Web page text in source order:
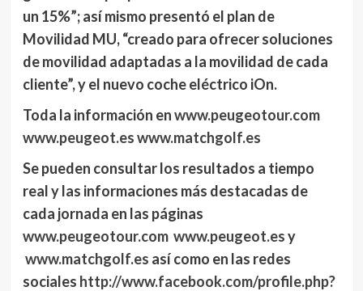
un 15%”; así mismo presentó el plan de
Movilidad MU, “creado para ofrecer soluciones
de movilidad adaptadas a la movilidad de cada
cliente”, y el nuevo coche eléctrico iOn.
Toda la información enwww.peugeotour.com
www.peugeot.eswww.matchgolf.es
Se pueden consultar los resultados a tiempo
real y las informaciones más destacadas de
cada jornada en las páginas
www.peugeotour.com www.peugeot.esy
www.matchgolf.es así como en las redes
sociales http://www.facebook.com/profile.php?